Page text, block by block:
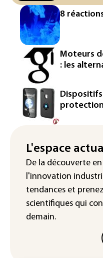
Les Etats-Unis
production d'un
semiconducteurs
Washington
réseaux sociaux
demandeurs de
Rugby: le Stade
cyberattaque
Enquête ouverte
d'Intermarché
La Slovaquie
absolu de 42,2°C
météorologiques)
8
Moteurs
: les
L'espace
De la découverte
l'innovation
tendances et
scientifiques qui
demain.